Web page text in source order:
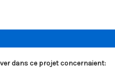
dans ce projet concernaient: